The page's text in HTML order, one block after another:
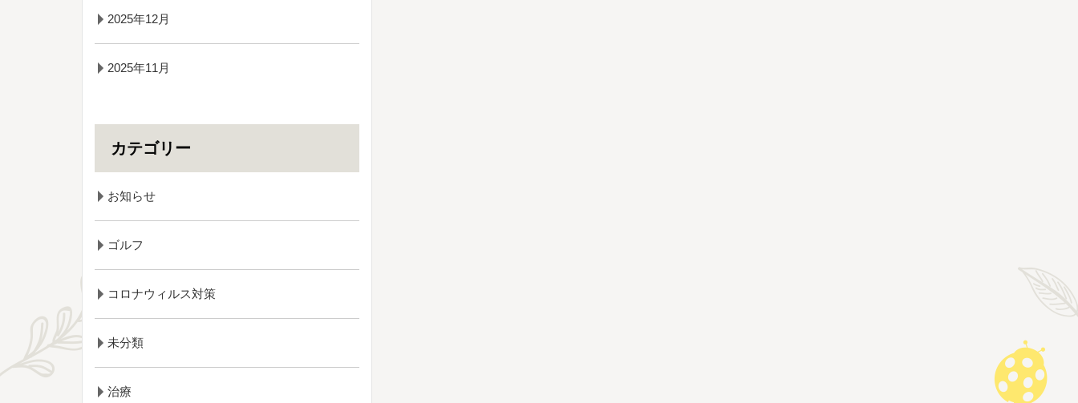
2025年12月
2025年11月
カテゴリー
お知らせ
ゴルフ
コロナウィルス対策
未分類
治療